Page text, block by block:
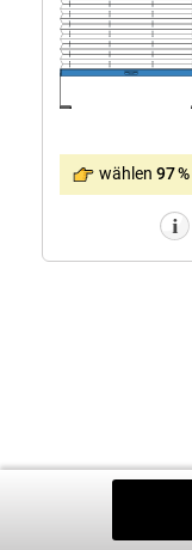
wählen 97 %